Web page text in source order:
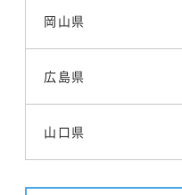
岡山県
広島県
山口県